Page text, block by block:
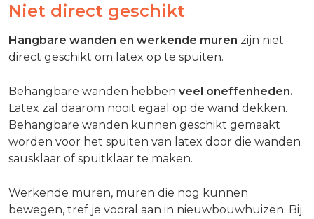
Niet direct geschikt
Hangbare wanden en werkende muren zijn niet
direct geschikt om latex op te spuiten.
Behangbare wanden hebben veel oneffenheden.
Latex zal daarom nooit egaal op de wand dekken.
Behangbare wanden kunnen geschikt gemaakt
worden voor het spuiten van latex door die wanden
sausklaar of spuitklaar te maken.
Werkende muren, muren die nog kunnen
bewegen, tref je vooral aan in nieuwbouwhuizen. Bij